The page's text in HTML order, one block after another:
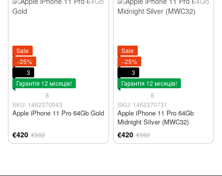
Sale
−25%
3
Гарантія 12 місяців!
8
SKU: 1462370043
Apple iPhone 11 Pro 64Gb Gold
€420 €562
Sale
−25%
3
Гарантія 12 місяців!
8
SKU: 1462370731
Apple iPhone 11 Pro 64Gb
Midnight Silver (MWC32)
€420 €562